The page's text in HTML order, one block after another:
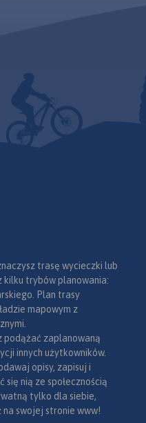
wybrane przepisy drogowe,
wymagane dokumenty,
obowiązkowe wyposażenie
samochodu, rodzaje winiet).
Mapę offline można zakupić w
trasę wycieczki lub
kilku trybów planowania:
Plan trasy
mapowym z
podążać zaplanowaną
innych użytkowników.
opisy, zapisuj i
nią ze społecznością
tylko dla siebie,
swojej stronie www!